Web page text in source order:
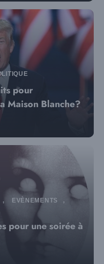
pour
Maison Blanche?
, EVÈNEMENTS
,
pour une soirée à